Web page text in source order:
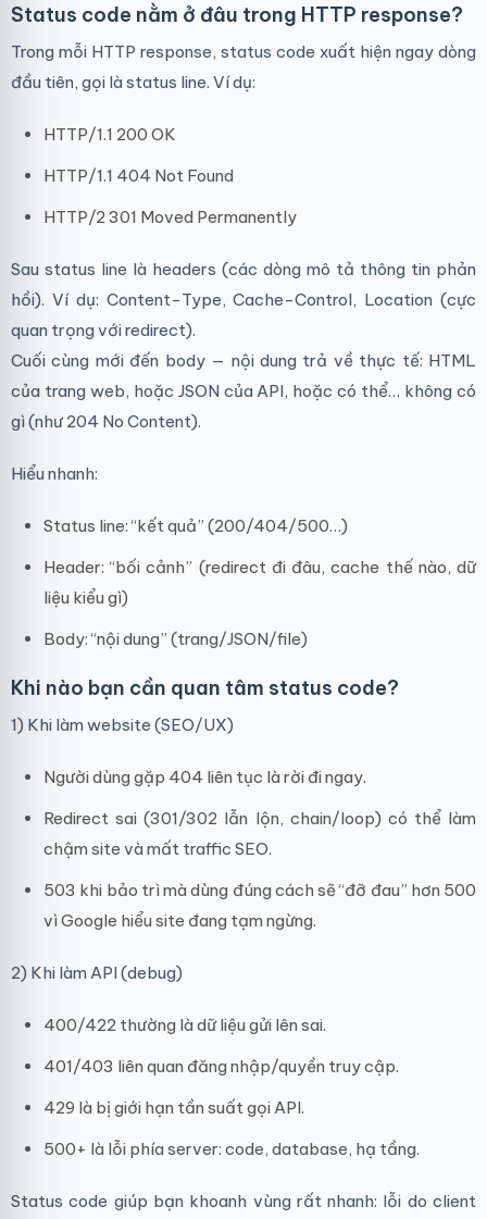
Status code nằm ở đâu trong HTTP response?
Trong mỗi HTTP response, status code xuất hiện ngay dòng
đầu tiên, gọi là status line. Ví dụ:
HTTP/1.1 200 OK
HTTP/1.1 404 Not Found
HTTP/2 301 Moved Permanently
Sau status line là headers (các dòng mô tả thông tin phản
hồi). Ví dụ: Content-Type, Cache-Control, Location (cực
quan trọng với redirect).
Cuối cùng mới đến body — nội dung trả về thực tế: HTML
của trang web, hoặc JSON của API, hoặc có thể… không có
gì (như 204 No Content).
Hiểu nhanh:
Status line: “kết quả” (200/404/500…)
Header: “bối cảnh” (redirect đi đâu, cache thế nào, dữ
liệu kiểu gì)
Body: “nội dung” (trang/JSON/file)
Khi nào bạn cần quan tâm status code?
1) Khi làm website (SEO/UX)
Người dùng gặp 404 liên tục là rời đi ngay.
Redirect sai (301/302 lẫn lộn, chain/loop) có thể làm
chậm site và mất traffic SEO.
503 khi bảo trì mà dùng đúng cách sẽ “đỡ đau” hơn 500
vì Google hiểu site đang tạm ngừng.
2) Khi làm API (debug)
400/422 thường là dữ liệu gửi lên sai.
401/403 liên quan đăng nhập/quyền truy cập.
429 là bị giới hạn tần suất gọi API.
500+ là lỗi phía server: code, database, hạ tầng.
Status code giúp bạn khoanh vùng rất nhanh: lỗi do client